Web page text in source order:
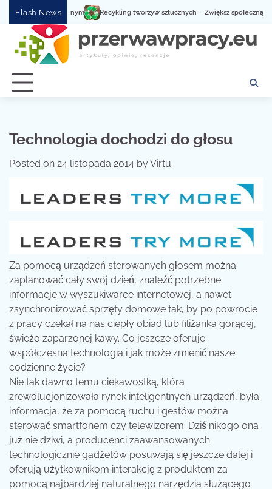
content
Flash News Recykling tworzyw sztucznych – Zwiększ społeczną
Technologia dochodzi do głosu
Posted on 24 listopada 2014 byVirtu
Za pomocą urządzeń sterowanych głosem można
zaplanować cały swój dzień, znaleźć potrzebne
informacje w wyszukiwarce internetowej, a nawet
zsynchronizować sprzęty domowe tak, by po powrocie
z pracy czekał na nas ciepły obiad lub filiżanka gorącej,
świeżo zaparzonej kawy. Co jeszcze oferuje
współczesna technologia i jak może zmienić nasze
codzienne życie?
Nie tak dawno temu ciekawostką, która
zrewolucjonizowała rynek inteligentnych urządzeń, była
informacja, że za pomocą ruchu i gestów można
sterować smartfonem czy telewizorem. Dziś nikogo ona
już nie dziwi, a producenci zaawansowanych
technologicznie gadżetów posuwają się jeszcze dalej i
oferują użytkownikom interakcję z produktem za
pomocą najbardziej naturalnego narzędzia służącego